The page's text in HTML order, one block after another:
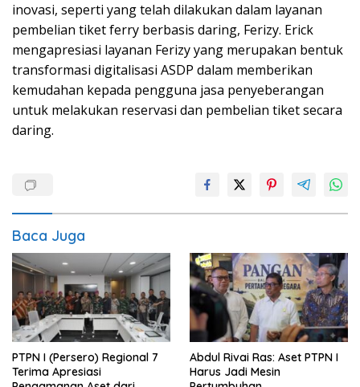
inovasi, seperti yang telah dilakukan dalam layanan
pembelian tiket ferry berbasis daring, Ferizy. Erick
mengapresiasi layanan Ferizy yang merupakan bentuk
transformasi digitalisasi ASDP dalam memberikan
kemudahan kepada pengguna jasa penyeberangan
untuk melakukan reservasi dan pembelian tiket secara
daring.
Baca Juga
PTPN I (Persero) Regional 7
Terima Apresiasi
Abdul Rivai Ras: Aset PTPN I
Harus Jadi Mesin